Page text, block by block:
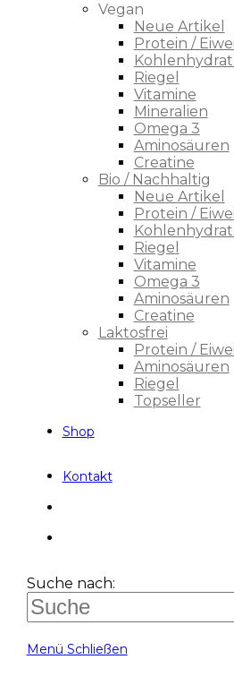
Vegan
Neue Artikel
Protein /
Riegel
Vitamine
Mineralien
Omega 3
Aminosäuren
Creatine
Bio / Nachhaltig
Neue Artikel
Protein /
Riegel
Vitamine
Omega 3
Aminosäuren
Creatine
Laktosfrei
Protein /
Aminosäuren
Riegel
Topseller
Shop
Kontakt
Suche nach:
Menü Schließen